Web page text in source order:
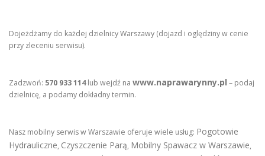
Dojeżdżamy do każdej dzielnicy Warszawy (dojazd i oględziny w cenie
przy zleceniu serwisu).
Zadzwoń: 570 933 114lub wejdź na www.naprawarynny.pl – podaj
dzielnicę, a podamy dokładny termin.
Nasz mobilny serwis w Warszawie oferuje wiele usług: Pogotowie
Hydrauliczne, Czyszczenie Parą, Mobilny Spawacz w Warszawie,